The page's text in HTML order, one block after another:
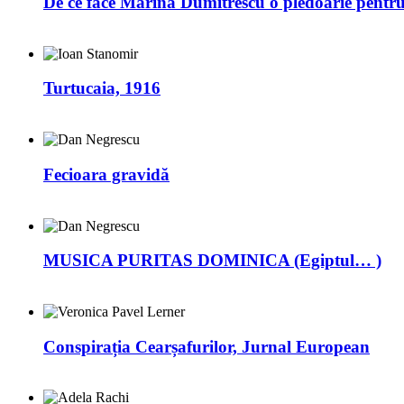
Turtucaia, 1916
Fecioara gravidă
MUSICA PURITAS DOMINICA (Egiptul… )
Conspirația Cearșafurilor, Jurnal European